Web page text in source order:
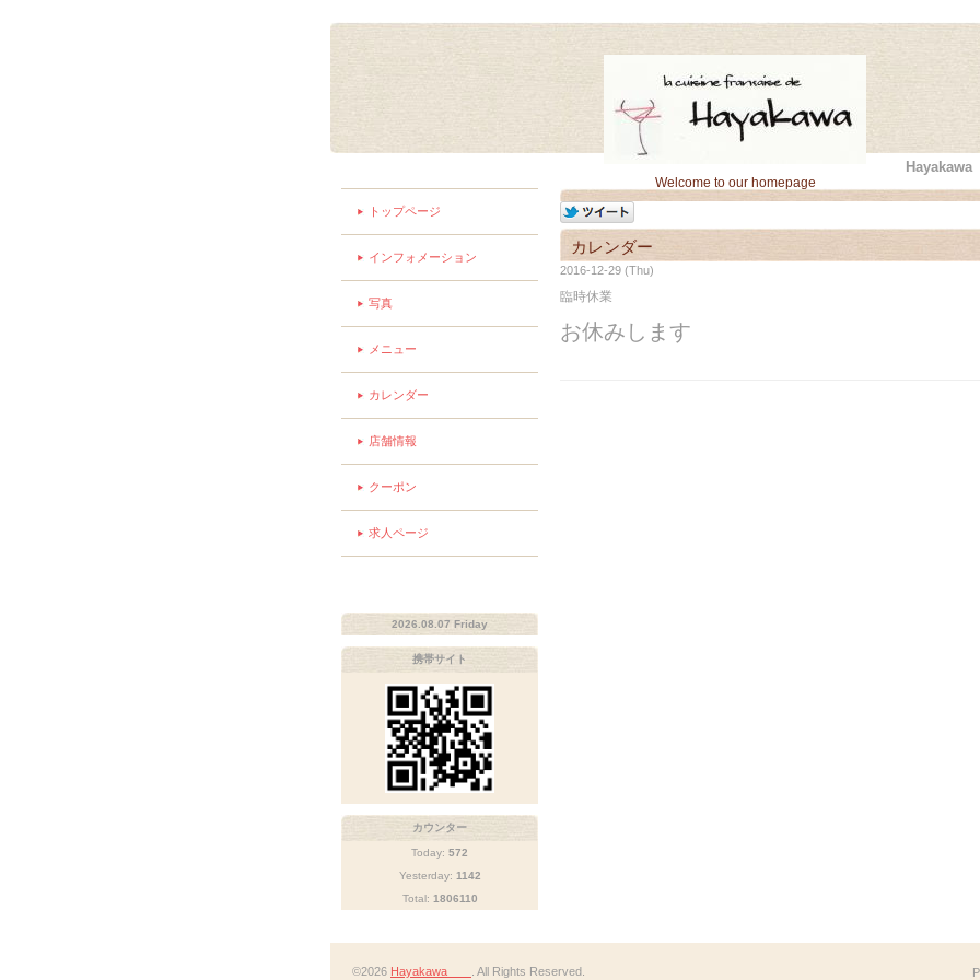
Welcome to our homepage
カレンダー
2016-12-29 (Thu)
臨時休業
お休みします
トップページ
インフォメーション
写真
メニュー
カレンダー
店舗情報
クーポン
求人ページ
2026.08.07 Friday
携帯サイト
カウンター
Today: 572
Yesterday: 1142
Total: 1806110
©2026 Hayakawa . All Rights Reserved.